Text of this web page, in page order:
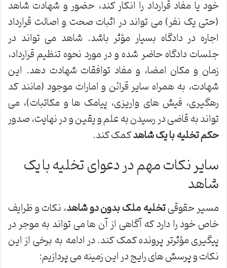
خود یا مفاد قرارداد را انکار کند، حضور و شهادت شاهد
(حتی یک نفر) می تواند در اثبات صحت و اصالت قرارداد
اجاره در دادگاه بسیار مؤثر باشد. شاهد می تواند در
جلسات دادگاه حاضر شده و در مورد نحوه تنظیم قرارداد،
زمان و مکان امضا، و مفاد توافقات شهادت دهد. این
شهادت، به همراه سایر قرائن و امارات موجود (مانند کد
رهگیری، فیش های واریزی، پیامک ها و مکاتبات)، می
تواند به قاضی در رسیدن به علم و یقین و در نهایت، صدور
حکم تخلیه با یک شاهدکمک کند.
سایر نکات مهم در دعوای تخلیه با یک
شاهد
مسیر حقوقیتخلیه ملک بدون دو شاهد، نکات و ظرایف
خاص خود را دارد که آگاهی از آن ها می تواند به موجر در
پیگیری مؤثرتر پرونده کمک کند. در ادامه به برخی از این
نکات و پرسش های رایج در این زمینه می پردازیم: